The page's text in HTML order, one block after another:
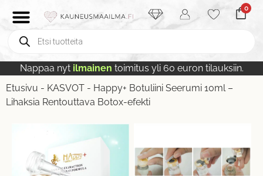
0
Nappaa nyt ilmainen toimitus yli 60 euron tilauksiin.
Etusivu - KASVOT - Happy+ Botuliini Seerumi 10ml –
Lihaksia Rentouttava Botox-efekti